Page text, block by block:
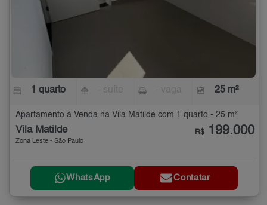
1 quarto 25 m²
Apartamento à Venda na Vila Matilde com 1 quarto - 25 m²
Vila Matilde
Zona Leste - São Paulo
R$ 199.000
WhatsApp Contatar